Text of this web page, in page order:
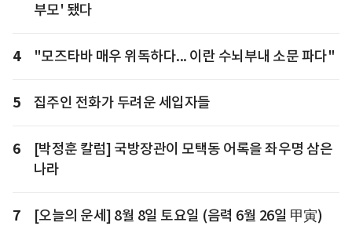
부모' 됐다
4 "모즈타바 매우 위독하다... 이란 수뇌부내 소문 파다"
5 집주인 전화가 두려운 세입자들
6
[박정훈 칼럼] 국방장관이 모택동 어록을 좌우명 삼은
나라
7 [오늘의 운세] 8월 8일 토요일 (음력 6월 26일 甲寅)